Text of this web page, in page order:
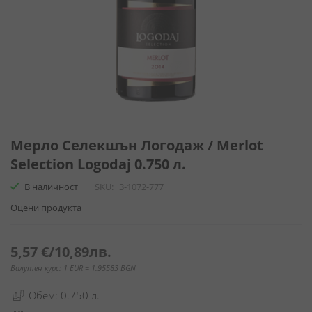
към
началото
на
галерия
снимки
Мерло Селекшън Логодаж / Merlot
Selection Logodaj 0.750 л.
В наличност SKU
3-1072-777
Оцени продукта
5,57 €/10,89лв.
Валутен курс: 1 EUR = 1.95583 BGN
Обем: 0.750 л.